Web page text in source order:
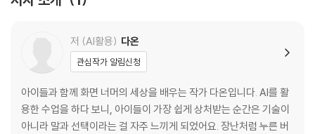
저 (AI활용) 다온
관심작가 알림신청
아이들과 함께 화면 너머의 세상을 배우는 작가 다온입니다. AI를 활
용한 수업을 하다 보니, 아이들이 가장 쉽게 상처받는 순간은 기술이
아니라 말과 선택이라는 걸 자주 느끼게 되었어요. 장난처럼 누른 버